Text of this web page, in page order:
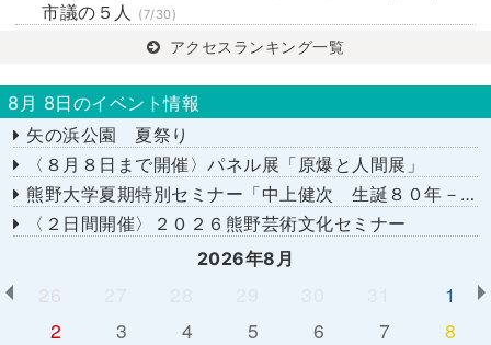
市議の５人
(7/30)
アクセスランキング一覧
8月 8日のイベント情報
矢の浜公園 夏祭り
〈８月８日まで開催〉パネル展「原爆と人間展」
熊野大学夏期特別セミナー「中上健次 生誕８０年－時代へのまなざし－」
〈２日間開催〉２０２６熊野芸術文化セミナー
2026年8月
26
1
2
3 4 5 6 7
8